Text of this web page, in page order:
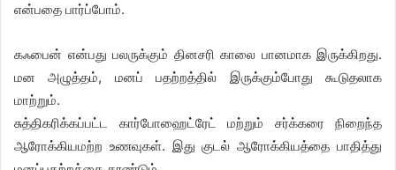
என்பதை பார்ப்போம்.
கஃபைன் என்பது பலருக்கும் தினசரி காலை பானமாக இருக்கிறது.
மன அழுத்தம், மனப் பதற்றத்தில் இருக்கும்போது கூடுதலாக
மாற்றும்.
சுத்திகரிக்கப்பட்ட கார்போஹைட்ரேட் மற்றும் சர்க்கரை நிறைந்த
ஆரோக்கியமற்ற உணவுகள். இது குடல் ஆரோக்கியத்தை பாதித்து